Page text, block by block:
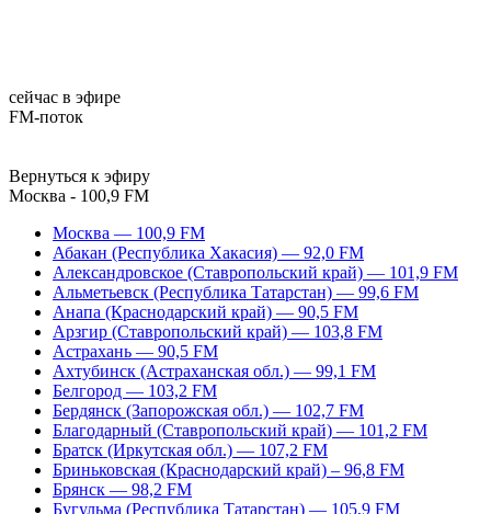
сейчас в эфире
FM-поток
Вернуться к эфиру
Москва - 100,9 FM
Москва — 100,9 FM
Абакан (Республика Хакасия) — 92,0 FM
Александровское (Ставропольский край) — 101,9 FM
Альметьевск (Республика Татарстан) — 99,6 FM
Анапа (Краснодарский край) — 90,5 FM
Арзгир (Ставропольский край) — 103,8 FM
Астрахань — 90,5 FM
Ахтубинск (Астраханская обл.) — 99,1 FM
Белгород — 103,2 FM
Бердянск (Запорожская обл.) — 102,7 FM
Благодарный (Ставропольский край) — 101,2 FM
Братск (Иркутская обл.) — 107,2 FM
Бриньковская (Краснодарский край) – 96,8 FM
Брянск — 98,2 FM
Бугульма (Республика Татарстан) — 105,9 FM